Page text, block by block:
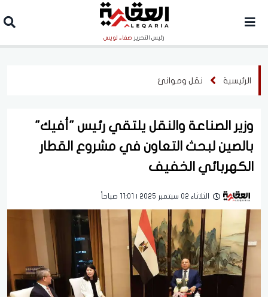
رئيس التحرير صفاء لويس
الرئيسية نقل وموانئ
وزير الصناعة والنقل يلتقي رئيس "أفيك"
بالصين لبحث التعاون في مشروع القطار
الكهربائي الخفيف
الثلاثاء 02 سبتمبر 2025 | 11:01 صباحاً